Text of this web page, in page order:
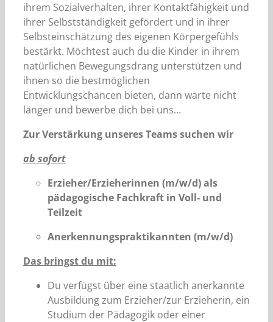
ihrem Sozialverhalten, ihrer Kontaktfähigkeit und
ihrer Selbstständigkeit gefördert und in ihrer
Selbsteinschätzung des eigenen Körpergefühls
bestärkt. Möchtest auch du die Kinder in ihrem
natürlichen Bewegungsdrang unterstützen und
ihnen so die bestmöglichen
Entwicklungschancen bieten, dann warte nicht
länger und bewerbe dich bei uns…
Zur Verstärkung unseres Teams suchen wir
ab sofort
Erzieher/Erzieherinnen (m/w/d)als
pädagogische Fachkraft in Voll- und
Teilzeit
Anerkennungspraktikannten (m/w/d)
Das bringst du mit:
Du verfügst über eine staatlich anerkannte
Ausbildung zum Erzieher/zur Erzieherin, ein
Studium der Pädagogik oder einer